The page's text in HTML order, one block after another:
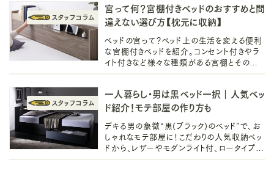
宮って何？宮棚付きベッドのおすすめと間
違えない選び方【枕元に収納】
ベッドの宮って？ベッド上の生活を変える便利
な宮棚付きベッドを紹介。コンセント付きやラ
イト付きなど様々な種類がある宮棚とその選
一人暮らし・男は黒ベッド一択｜人気ベッ
ド紹介！モテ部屋の作り方も
デキる男の象徴“黒(ブラック)のベッド”で、お
しゃれなモテ部屋に！こだわりの人気収納ベッ
ドから、レザーやモダンライト付、ロータイプな